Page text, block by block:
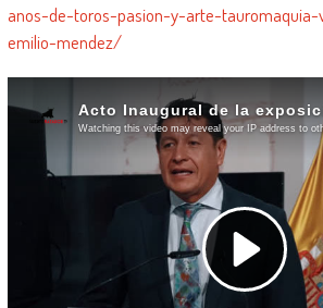
anos-de-toros-pasion-y-arte-
emilio-mendez/